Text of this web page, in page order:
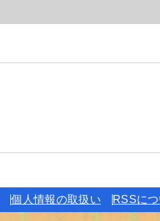
個人情報の取扱い RSSに